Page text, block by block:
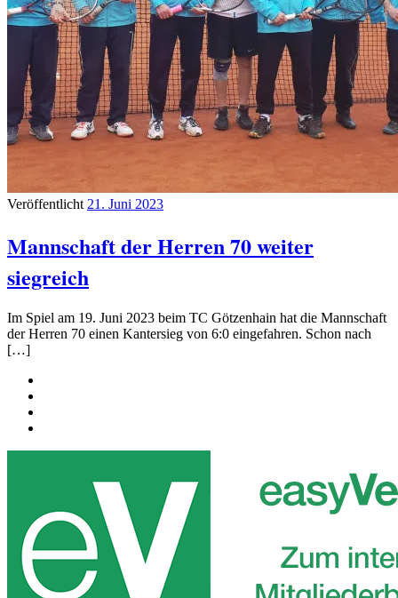
Veröffentlicht 21. Juni 2023
Mannschaft der Herren 70 weiter
siegreich
Im Spiel am 19. Juni 2023 beim TC Götzenhain hat die Mannschaft
der Herren 70 einen Kantersieg von 6:0 eingefahren. Schon nach
[…]